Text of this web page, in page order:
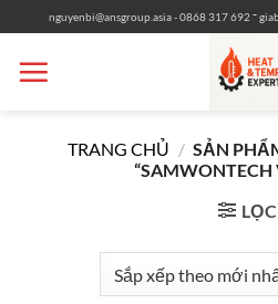
qua
nội
nguyenbi@ansgroup.asia- 0868 317 692 -
TRANG CHỦ / SẢN
“SAMWONTECH
LỌC